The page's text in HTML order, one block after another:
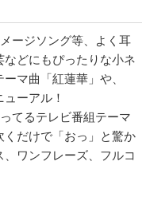
ージソング等、よく耳
どにもぴったりな小ネ
マ曲「紅蓮華」や、
ーアル！
てるテレビ番組テーマ
だけで「おっ」と驚か
ワンフレーズ、フルコ